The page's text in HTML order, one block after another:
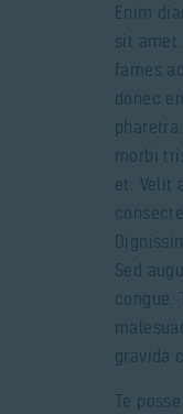
Enim
sit
fames
donec
morbi
et. Velit
Sed
congue.
gravida
Te